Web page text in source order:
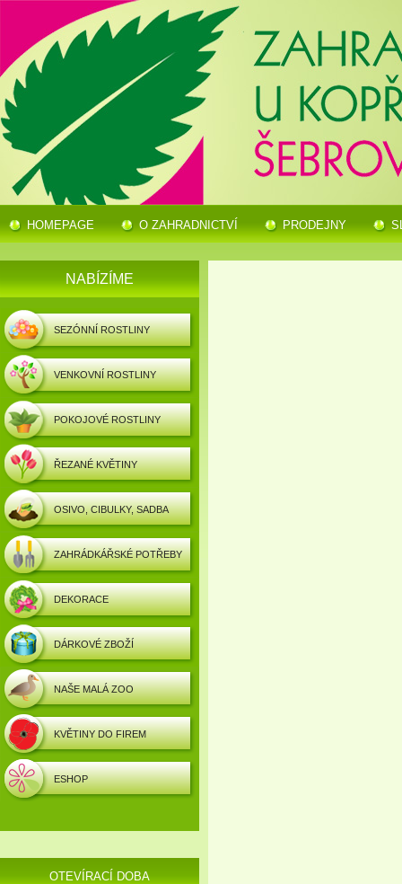
HOMEPAGE O ZAHRADNICTVÍ PRODEJNY
NABÍZÍME
SEZÓNNÍ ROSTLINY
VENKOVNÍ ROSTLINY
POKOJOVÉ ROSTLINY
ŘEZANÉ KVĚTINY
OSIVO, CIBULKY, SADBA
ZAHRÁDKÁŘSKÉ POTŘEBY
DEKORACE
DÁRKOVÉ ZBOŽÍ
NAŠE MALÁ ZOO
KVĚTINY DO FIREM
ESHOP
OTEVÍRACÍ DOBA